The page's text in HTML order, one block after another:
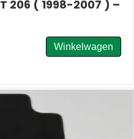
206 ( 1998-2007 ) –
Winkelwagen